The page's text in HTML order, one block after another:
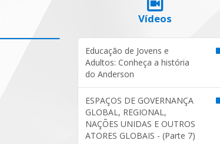
Vídeos
Educação de Jovens e
Adultos: Conheça a história
do Anderson
ESPAÇOS DE GOVERNANÇA
GLOBAL, REGIONAL,
NAÇÕES UNIDAS E OUTROS
ATORES GLOBAIS - (Parte 7)